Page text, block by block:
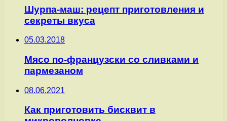
Шурпа-маш: рецепт приготовления и
секреты вкуса
05.03.2018
Мясо по-французски со сливками и
пармезаном
08.06.2021
Как приготовить бисквит в